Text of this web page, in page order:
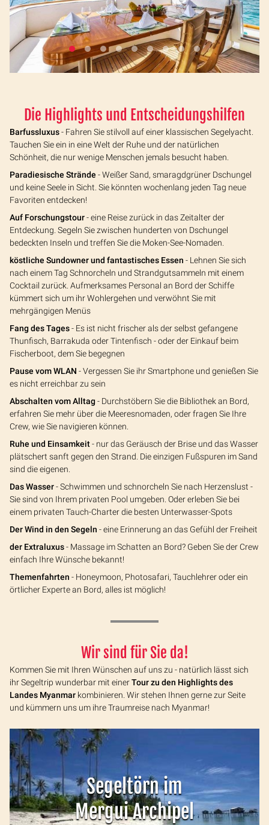
Die Highlights und Entscheidungshilfen
Barfussluxus- Fahren Sie stilvoll auf einer klassischen Segelyacht.
Tauchen Sie ein in eine Welt der Ruhe und der natürlichen
Schönheit, die nur wenige Menschen jemals besucht haben.
Paradiesische Strände - Weißer Sand, smaragdgrüner Dschungel
und keine Seele in Sicht. Sie könnten wochenlang jeden Tag neue
Favoriten entdecken!
Auf Forschungstour- eine Reise zurück in das Zeitalter der
Entdeckung. Segeln Sie zwischen hunderten von Dschungel
bedeckten Inseln und treffen Sie die Moken-See-Nomaden.
köstliche Sundowner und fantastisches Essen - Lehnen Sie sich
nach einem Tag Schnorcheln und Strandgutsammeln mit einem
Cocktail zurück. Aufmerksames Personal an Bord der Schiffe
kümmert sich um ihr Wohlergehen und verwöhnt Sie mit
mehrgängigen Menüs
Fang des Tages- Es ist nicht frischer als der selbst gefangene
Thunfisch, Barrakuda oder Tintenfisch - oder der Einkauf beim
Fischerboot, dem Sie begegnen
Pause vom WLAN - Vergessen Sie ihr Smartphone und genießen Sie
es nicht erreichbar zu sein
Abschalten vom Alltag - Durchstöbern Sie die Bibliothek an Bord,
erfahren Sie mehr über die Meeresnomaden, oder fragen Sie Ihre
Crew, wie Sie navigieren können.
Ruhe und Einsamkeit- nur das Geräusch der Brise und das Wasser
plätschert sanft gegen den Strand. Die einzigen Fußspuren im Sand
sind die eigenen.
Das Wasser- Schwimmen und schnorcheln Sie nach Herzenslust -
Sie sind von Ihrem privaten Pool umgeben. Oder erleben Sie bei
einem privaten Tauch-Charter die besten Unterwasser-Spots
Der Wind in den Segeln - eine Erinnerung an das Gefühl der Freiheit
der Extraluxus- Massage im Schatten an Bord? Geben Sie der Crew
einfach Ihre Wünsche bekannt!
Themenfahrten - Honeymoon, Photosafari, Tauchlehrer oder ein
örtlicher Experte an Bord, alles ist möglich!
Wir sind für Sie da!
Kommen Sie mit Ihren Wünschen auf uns zu - natürlich lässt sich
ihr Segeltrip wunderbar mit einerTour zu den Highlights des
Landes Myanmar kombinieren. Wir stehen Ihnen gerne zur Seite
und kümmern uns um ihre Traumreise nach Myanmar!
Segeltörn im
Mergui Archipel